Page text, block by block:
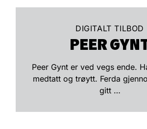
DIGITALT TILBOD
PEER
Peer Gynt er ved vegs ende.
medtatt og trøytt. Ferda
gitt …